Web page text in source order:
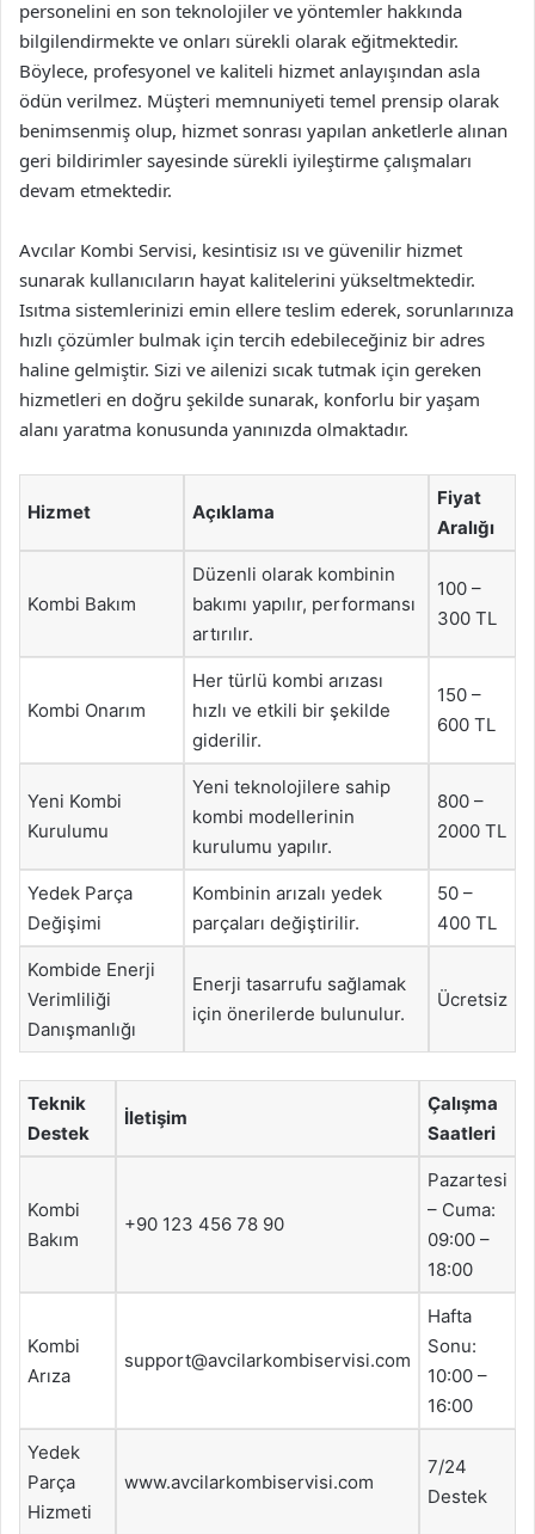
personelini en son teknolojiler ve yöntemler hakkında
bilgilendirmekte ve onları sürekli olarak eğitmektedir.
Böylece, profesyonel ve kaliteli hizmet anlayışından asla
ödün verilmez. Müşteri memnuniyeti temel prensip olarak
benimsenmiş olup, hizmet sonrası yapılan anketlerle alınan
geri bildirimler sayesinde sürekli iyileştirme çalışmaları
devam etmektedir.
Avcılar Kombi Servisi, kesintisiz ısı ve güvenilir hizmet
sunarak kullanıcıların hayat kalitelerini yükseltmektedir.
Isıtma sistemlerinizi emin ellere teslim ederek, sorunlarınıza
hızlı çözümler bulmak için tercih edebileceğiniz bir adres
haline gelmiştir. Sizi ve ailenizi sıcak tutmak için gereken
hizmetleri en doğru şekilde sunarak, konforlu bir yaşam
alanı yaratma konusunda yanınızda olmaktadır.
Hizmet Açıklama
Fiyat
Aralığı
Kombi Bakım
Düzenli olarak kombinin
bakımı yapılır, performansı
artırılır.
100 –
300 TL
Kombi Onarım
Her türlü kombi arızası
hızlı ve etkili bir şekilde
giderilir.
150 –
600 TL
Yeni Kombi
Kurulumu
Yeni teknolojilere sahip
kombi modellerinin
kurulumu yapılır.
800 –
2000 TL
Yedek Parça
Değişimi
Kombinin arızalı yedek
parçaları değiştirilir.
50 –
400 TL
Kombide Enerji
Verimliliği
Danışmanlığı
Enerji tasarrufu sağlamak
için önerilerde bulunulur.
Ücretsiz
Teknik
Destek
İletişim
Çalışma
Saatleri
Kombi
Bakım
+90 123 456 78 90
Pazartesi
– Cuma:
09:00 –
18:00
Kombi
Arıza
support@avcilarkombiservisi.com
Hafta
Sonu:
10:00 –
16:00
Yedek
Parça
Hizmeti
www.avcilarkombiservisi.com
7/24
Destek